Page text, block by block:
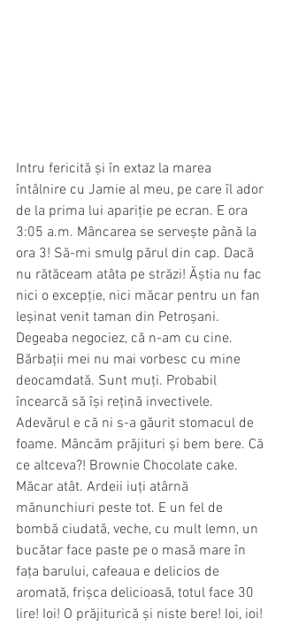
Intru fericită și în extaz la marea
întâlnire cu Jamie al meu, pe care îl ador
de la prima lui apariție pe ecran. E ora
3:05 a.m. Mâncarea se servește până la
ora 3! Să-mi smulg părul din cap. Dacă
nu rătăceam atâta pe străzi! Ăștia nu fac
nici o excepție, nici măcar pentru un fan
leșinat venit taman din Petroșani.
Degeaba negociez, că n-am cu cine.
Bărbații mei nu mai vorbesc cu mine
deocamdată. Sunt muți. Probabil
încearcă să își rețină invectivele.
Adevărul e că ni s-a găurit stomacul de
foame. Mâncăm prăjituri și bem bere. Că
ce altceva?! Brownie Chocolate cake.
Măcar atât. Ardeii iuți atârnă
mănunchiuri peste tot. E un fel de
bombă ciudată, veche, cu mult lemn, un
bucătar face paste pe o masă mare în
fața barului, cafeaua e delicios de
aromată, frișca delicioasă, totul face 30
lire! Ioi! O prăjiturică și niste bere! Ioi, ioi!